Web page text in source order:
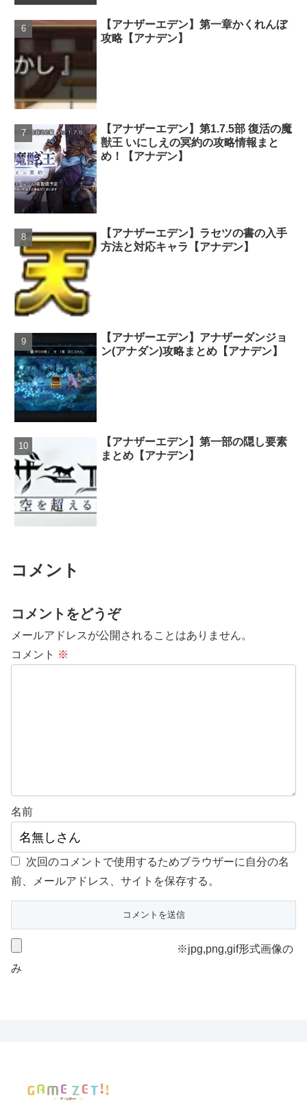
【アナザーエデン】第一章かくれんぼ
攻略【アナデン】
【アナザーエデン】第1.7.5部 復活の魔
獣王 いにしえの冥約の攻略情報まと
め！【アナデン】
【アナザーエデン】ラセツの書の入手
方法と対応キャラ【アナデン】
【アナザーエデン】アナザーダンジョ
ン(アナダン)攻略まとめ【アナデン】
【アナザーエデン】第一部の隠し要素
まとめ【アナデン】
コメント
コメントをどうぞ
メールアドレスが公開されることはありません。
コメント ※
名前
次回のコメントで使用するためブラウザーに自分の名
前、メールアドレス、サイトを保存する。
※jpg,png,gif形式画像の
み